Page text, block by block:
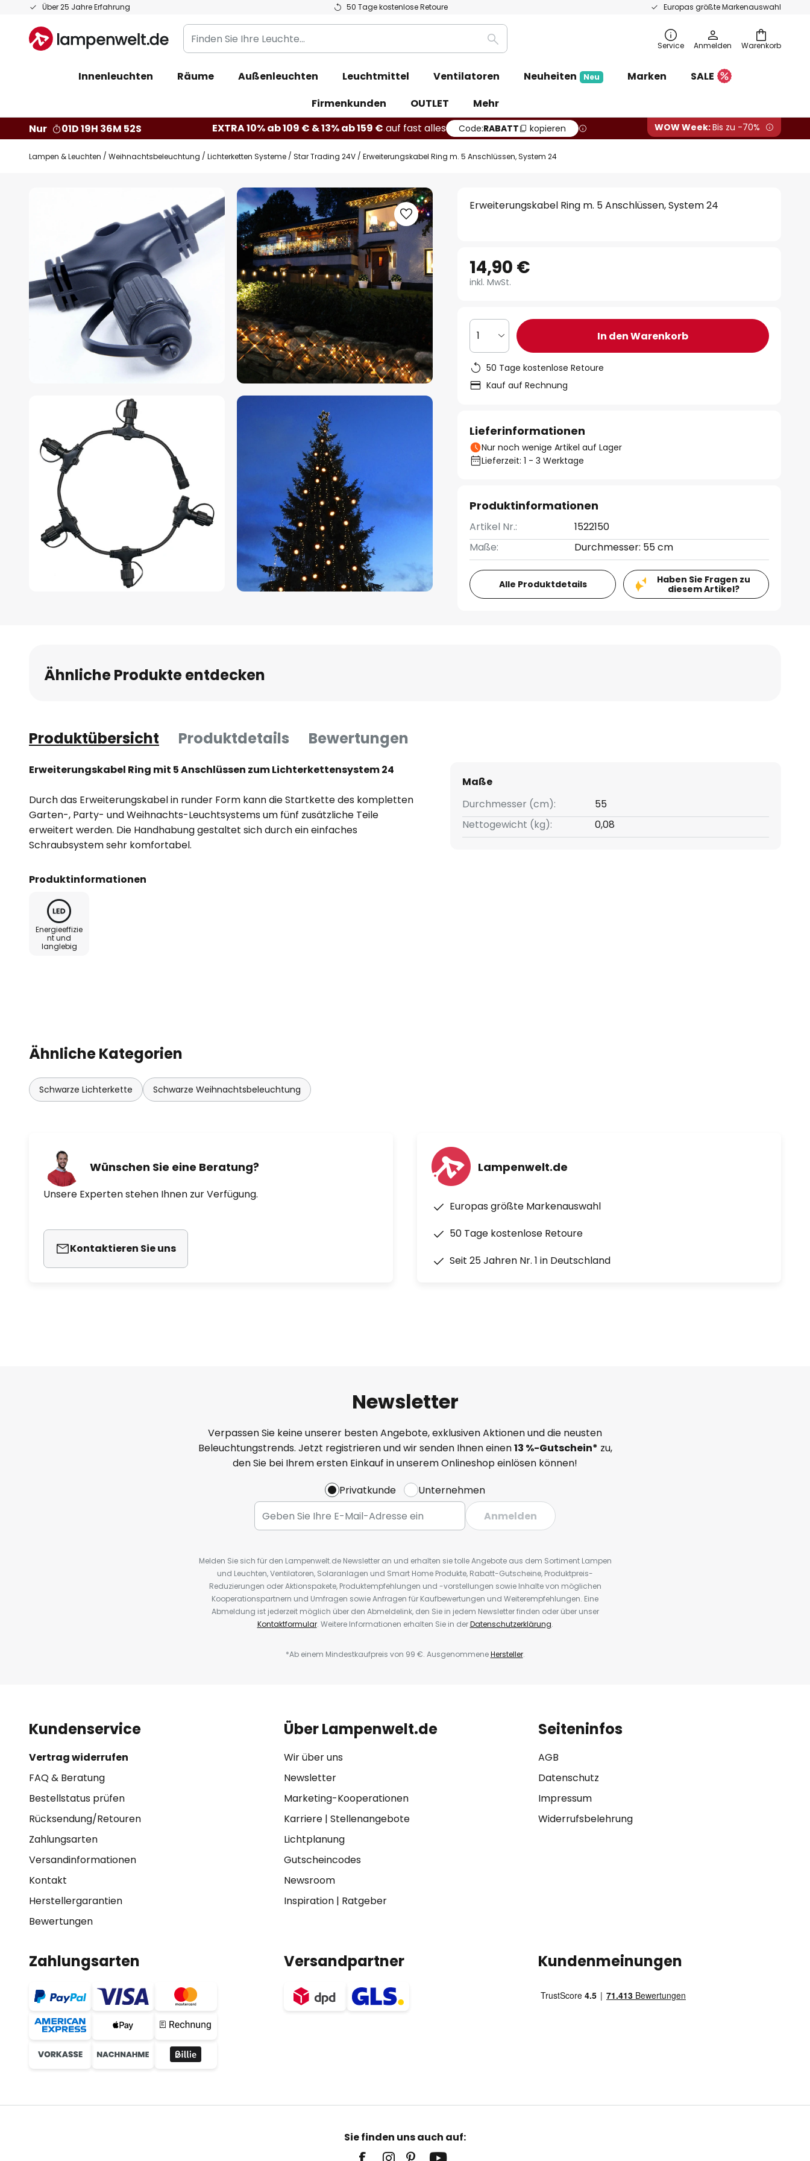
Über 25 Jahre Erfahrung 50 Tage kostenlose Retoure Europas größte Markenauswahl
Zum
springen
Warenkorb
Finden
Sie
Leuchte...
Suche Service Anmelden
Innenleuchten Räume Außenleuchten Leuchtmittel Ventilatoren Neuheiten Neu Marken
SALE
Firmenkunden
OUTLET
Mehr
Nur
01D 19H 36M 51S EXTRA 10% ab 109 € & 13% ab 159 € auf fast alles Code:RABATT kopieren WOW Week:Bis zu -70%
Lampen & Leuchten Weihnachtsbeleuchtung Lichterketten Systeme Star Trading 24V Erweiterungskabel Ring m. 5 Anschlüssen, System 24
springen
Erweiterungskabel Ring m. 5 Anschlüssen, System 24
14,90 €
inkl. MwSt.
1 In den Warenkorb
50 Tage kostenlose Retoure
Kauf auf Rechnung
Lieferinformationen
Nur noch wenige Artikel auf Lager
Lieferzeit: 1 - 3 Werktage
Produktinformationen
Artikel Nr.:
1522150
Maße:
Durchmesser: 55 cm
Alle Produktdetails
Haben Sie Fragen zu
diesem Artikel?
Ähnliche Produkte entdecken
Produktübersicht Produktdetails Bewertungen
Erweiterungskabel Ring mit 5 Anschlüssen zum Lichterkettensystem 24
Durch das Erweiterungskabel in runder Form kann die Startkette des kompletten
Garten-, Party- und Weihnachts-Leuchtsystems um fünf zusätzliche Teile
erweitert werden. Die Handhabung gestaltet sich durch ein einfaches
Schraubsystem sehr komfortabel.
Produktinformationen
Energieeffizie
nt und
langlebig
Maße
Durchmesser (cm):
55
Nettogewicht (kg):
0,08
Ähnliche Kategorien
Schwarze Lichterkette Schwarze Weihnachtsbeleuchtung
Wünschen Sie eine Beratung?
Unsere Experten stehen Ihnen zur Verfügung.
Kontaktieren Sie uns
Lampenwelt.de
Europas größte Markenauswahl
50 Tage kostenlose Retoure
Seit 25 Jahren Nr. 1 in Deutschland
Newsletter
Verpassen Sie keine unserer besten Angebote, exklusiven Aktionen und die neusten
Beleuchtungstrends. Jetzt registrieren und wir senden Ihnen einen13 %-Gutschein* zu,
den Sie bei Ihrem ersten Einkauf in unserem Onlineshop einlösen können!
Privatkunde
Unternehmen
Anmelden
Melden Sie sich für den Lampenwelt.de Newsletter an und erhalten sie tolle Angebote aus dem Sortiment Lampen
und Leuchten, Ventilatoren, Solaranlagen und Smart Home Produkte, Rabatt-Gutscheine, Produktpreis-
Reduzierungen oder Aktionspakete, Produktempfehlungen und -vorstellungen sowie Inhalte von möglichen
Kooperationspartnern und Umfragen sowie Anfragen für Kaufbewertungen und Weiterempfehlungen. Eine
Abmeldung ist jederzeit möglich über den Abmeldelink, den Sie in jedem Newsletter finden oder über unser
Kontaktformular. Weitere Informationen erhalten Sie in derDatenschutzerklärung.
*Ab einem Mindestkaufpreis von 99 €. AusgenommeneHersteller.
Kundenservice
Vertrag widerrufen
FAQ & Beratung
Bestellstatus prüfen
Rücksendung/Retouren
Zahlungsarten
Versandinformationen
Kontakt
Herstellergarantien
Bewertungen
Über Lampenwelt.de
Wir über uns
Newsletter
Marketing-Kooperationen
Karriere| Stellenangebote
Lichtplanung
Gutscheincodes
Newsroom
Inspiration| Ratgeber
Seiteninfos
AGB
Datenschutz
Impressum
Widerrufsbelehrung
Zahlungsarten Versandpartner Kundenmeinungen
Sie finden uns auch auf: